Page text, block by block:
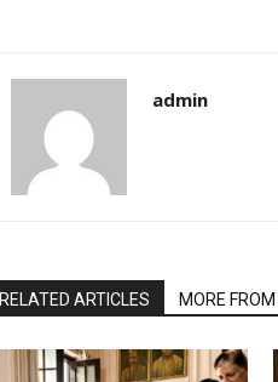
admin
RELATED ARTICLES MORE